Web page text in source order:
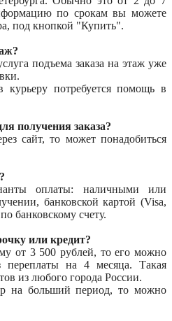
по срокам вы можете
под кнопкой "Купить".
подъема заказа на этаж уже
курьеру потребуется помощь в
получения заказа?
сайт, то может понадобиться
оплаты: наличными или
банковской картой (Visa,
банковскому счету.
или кредит?
от 3 500 рублей, то его можно
переплаты на 4 месяца. Такая
из любого города России.
на больший период, то можно